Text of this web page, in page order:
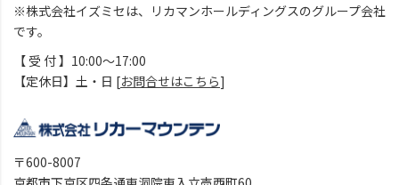
※株式会社イズミセは、リカマンホールディングスのグループ会社
です。
【 受 付 】10:00～17:00
【定休日】土・日 [お問合せはこちら]
〒600-8007